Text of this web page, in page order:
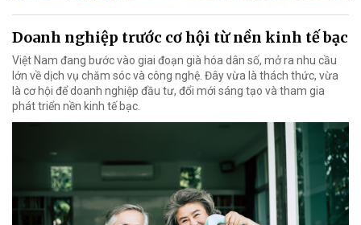
Doanh nghiệp trước cơ hội từ nền kinh tế bạc
Việt Nam đang bước vào giai đoạn già hóa dân số, mở ra nhu cầu
lớn về dịch vụ chăm sóc và công nghệ. Đây vừa là thách thức, vừa
là cơ hội để doanh nghiệp đầu tư, đổi mới sáng tạo và tham gia
phát triển nền kinh tế bạc.